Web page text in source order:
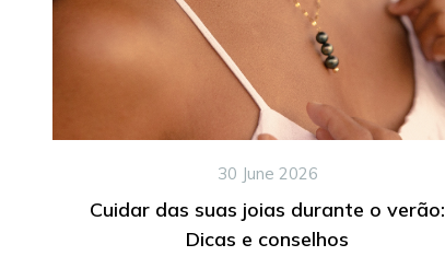
30 June 2026
Cuidar das suas joias durante o verão:
Dicas e conselhos